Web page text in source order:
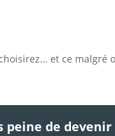
et ce malgré
de devenir